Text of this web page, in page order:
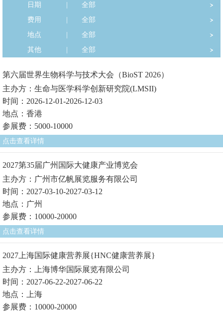
日期
全部
费用
全部
地点
全部
其他
全部
第六届世界生物科学与技术大会（BioST 2026）
主办方：生命与医学科学创新研究院(LMSII)
时间：2026-12-01-2026-12-03
地点：香港
参展费：5000-10000
点击查看详情
2027第35届广州国际大健康产业博览会
主办方：广州市亿帆展览服务有限公司
时间：2027-03-10-2027-03-12
地点：广州
参展费：10000-20000
点击查看详情
2027上海国际健康营养展{HNC健康营养展}
主办方：上海博华国际展览有限公司
时间：2027-06-22-2027-06-22
地点：上海
参展费：10000-20000